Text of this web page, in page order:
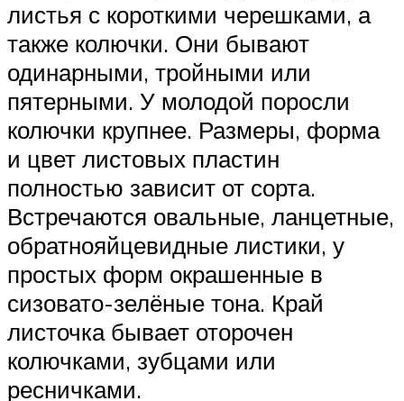
листья с короткими черешками, а
также колючки. Они бывают
одинарными, тройными или
пятерными. У молодой поросли
колючки крупнее. Размеры, форма
и цвет листовых пластин
полностью зависит от сорта.
Встречаются овальные, ланцетные,
обратнояйцевидные листики, у
простых форм окрашенные в
сизовато-зелёные тона. Край
листочка бывает оторочен
колючками, зубцами или
ресничками.